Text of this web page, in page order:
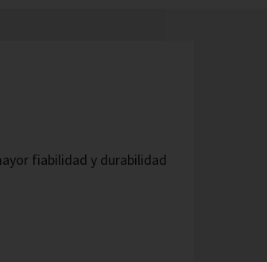
fiabilidad y durabilidad